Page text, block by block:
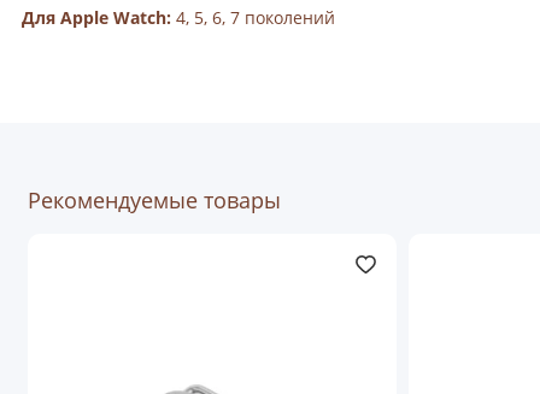
Для Apple Watch: 4, 5, 6, 7 поколений
Рекомендуемые товары